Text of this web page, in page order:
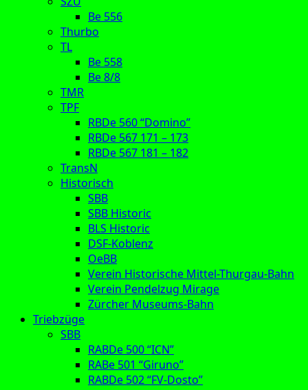
Be 556
Thurbo
TL
Be 558
Be 8/8
TMR
TPF
RBDe 560 “Domino”
RBDe 567 171 – 173
RBDe 567 181 – 182
TransN
Historisch
SBB
SBB Historic
BLS Historic
DSF-Koblenz
OeBB
Verein Historische Mittel-Thurgau-Bahn
Verein Pendelzug Mirage
Zürcher Museums-Bahn
Triebzüge
SBB
RABDe 500 “ICN”
RABe 501 “Giruno”
RABDe 502 “FV-Dosto”